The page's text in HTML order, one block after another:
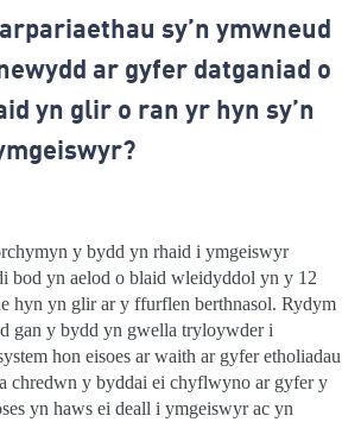
sy’n ymwneud
ar gyfer datganiad o
yn glir o ran yr hyn sy’n
y bydd yn rhaid i ymgeiswyr
bod yn aelod o blaid wleidyddol yn y 12
hyn yn glir ar y ffurflen berthnasol. Rydym
gan y bydd yn gwella tryloywder i
hon eisoes ar waith ar gyfer etholiadau
chredwn y byddai ei chyflwyno ar gyfer y
yn haws ei deall i ymgeiswyr ac yn